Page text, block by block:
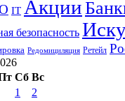
IT Акции
безопасность
Редомициляция Ретейл
Сб Вс
1
2